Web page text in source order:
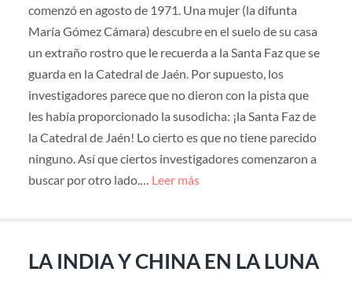
comenzó en agosto de 1971. Una mujer (la difunta
María Gómez Cámara) descubre en el suelo de su casa
un extraño rostro que le recuerda a la Santa Faz que se
guarda en la Catedral de Jaén. Por supuesto, los
investigadores parece que no dieron con la pista que
les había proporcionado la susodicha: ¡la Santa Faz de
la Catedral de Jaén! Lo cierto es que no tiene parecido
ninguno. Así que ciertos investigadores comenzaron a
buscar por otro lado.… Leer más
LA INDIA Y CHINA EN LA LUNA